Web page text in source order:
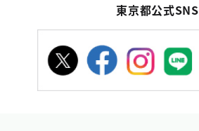
東京都公式SNS